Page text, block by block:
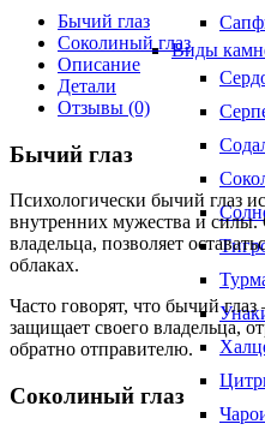
Виды
Бычий глаз
Соколиный глаз
Описание
Детали
Отзывы (0)
Бычий глаз
Психологически бычий глаз
внутренних мужества и силы.
владельца, позволяет
облаках.
Часто говорят, что бычий
защищает своего владельца,
обратно отправителю.
Соколиный глаз